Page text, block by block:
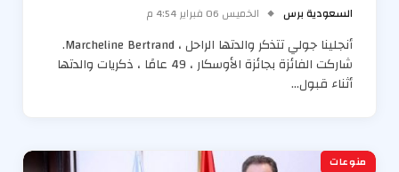
السعودية برس الخميس 06 فبراير 4:54 م
أنجلينا جولي تتذكر والدتها الراحل ، Marcheline Bertrand.
شاركت الفائزة بجائزة الأوسكار ، 49 عامًا ، ذكريات والدتها
أثناء قبول…
منوعات